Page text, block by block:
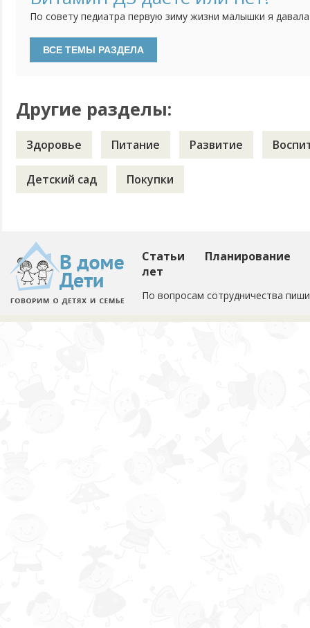
дневные кормления уменьшились до "вокруг сна", ночью
По совету педиатра первую зиму жизни малышки я
давать витамин Д3. Особенностей развития нет,
делать, если ребенку уже 2 года и гуляем регулярно?
Другие разделы:
Здоровье Питание Развитие
Детский сад Покупки
Статьи
Планирование
лет
По вопросам сотрудничества